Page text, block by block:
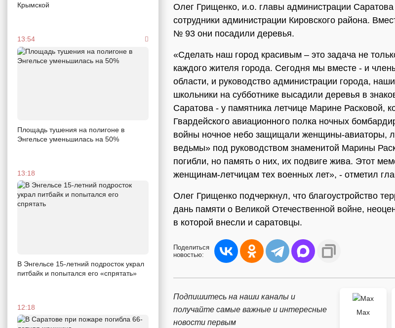
Крымской
13:54
Площадь тушения на полигоне в
Энгельсе уменьшилась на 50%
13:18
В Энгельсе 15-летний подросток украл
питбайк и попытался его «спрятать»
12:18
Олег Грищенко, и.о. главы администрации
сотрудники администрации Кировского района.
№ 93 они посадили деревья.
«Сделать наш город красивым – это задача не
каждого жителя города. Сегодня мы вместе - и
области, и руководство администрации города,
школьники на субботнике высадили деревья в
Саратова - у памятника летчице Марине Расковой,
Гвардейского авиационного полка ночных
войны ночное небо защищали женщины-авиаторы,
ведьмы» под руководством знаменитой Марины
погибли, но память о них, их подвиге жива. Этот
женщинам-летчицам тех военных лет», - отметил
Олег Грищенко подчеркнул, что благоустройство
дань памяти о Великой Отечественной войне,
в которой внесли и саратовцы.
Поделиться
новостью:
Подпишитесь на наши каналы и
получайте самые важные и интересные
новости первым
Max